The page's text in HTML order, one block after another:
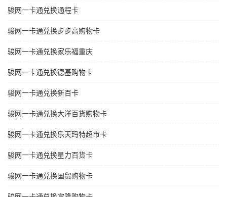
骏网一卡通兑换通程卡
骏网一卡通兑换步步高购物卡
骏网一卡通兑换家乐福重庆
骏网一卡通兑换德基购物卡
骏网一卡通兑换新百卡
骏网一卡通兑换大洋百货购物卡
骏网一卡通兑换乐天玛特超市卡
骏网一卡通兑换星力百货卡
骏网一卡通兑换国贸购物卡